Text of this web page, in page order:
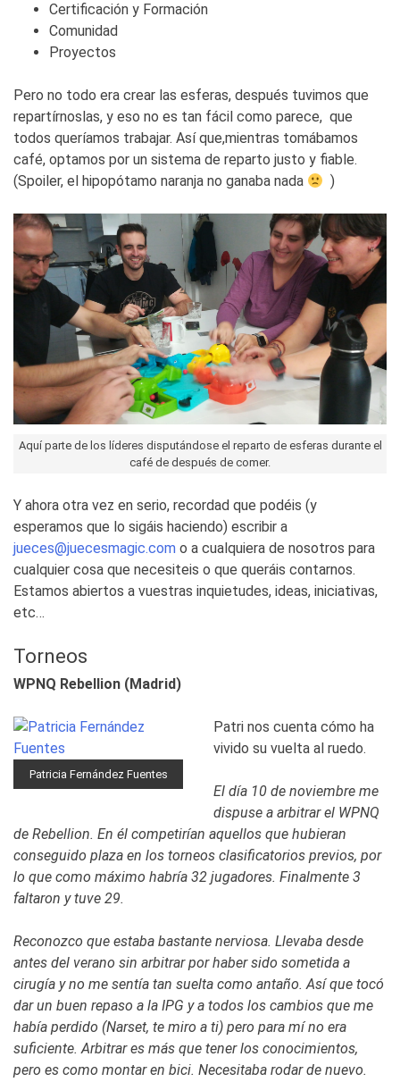
Certificación y Formación
Comunidad
Proyectos
Pero no todo era crear las esferas, después tuvimos que
repartírnoslas, y eso no es tan fácil como parece, que
todos queríamos trabajar. Así que,mientras tomábamos
café, optamos por un sistema de reparto justo y fiable.
(Spoiler, el hipopótamo naranja no ganaba nada
)
Aquí parte de los líderes disputándose el reparto de esferas durante el
café de después de comer.
Y ahora otra vez en serio, recordad que podéis (y
esperamos que lo sigáis haciendo) escribir a
jueces@juecesmagic.com o a cualquiera de nosotros para
cualquier cosa que necesiteis o que queráis contarnos.
Estamos abiertos a vuestras inquietudes, ideas, iniciativas,
etc…
Torneos
WPNQ Rebellion (Madrid)
Patricia Fernández Fuentes
Patri nos cuenta cómo ha
vivido su vuelta al ruedo.
El día 10 de noviembre me
dispuse a arbitrar el WPNQ
de Rebellion. En él competirían aquellos que hubieran
conseguido plaza en los torneos clasificatorios previos, por
lo que como máximo habría 32 jugadores. Finalmente 3
faltaron y tuve 29.
Reconozco que estaba bastante nerviosa. Llevaba desde
antes del verano sin arbitrar por haber sido sometida a
cirugía y no me sentía tan suelta como antaño. Así que tocó
dar un buen repaso a la IPG y a todos los cambios que me
había perdido (Narset, te miro a ti) pero para mí no era
suficiente. Arbitrar es más que tener los conocimientos,
pero es como montar en bici. Necesitaba rodar de nuevo.